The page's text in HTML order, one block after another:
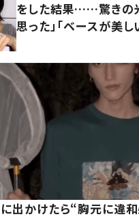
をした結果……驚きの
思った」「ベースが美しい
に出かけたら“胸元に違